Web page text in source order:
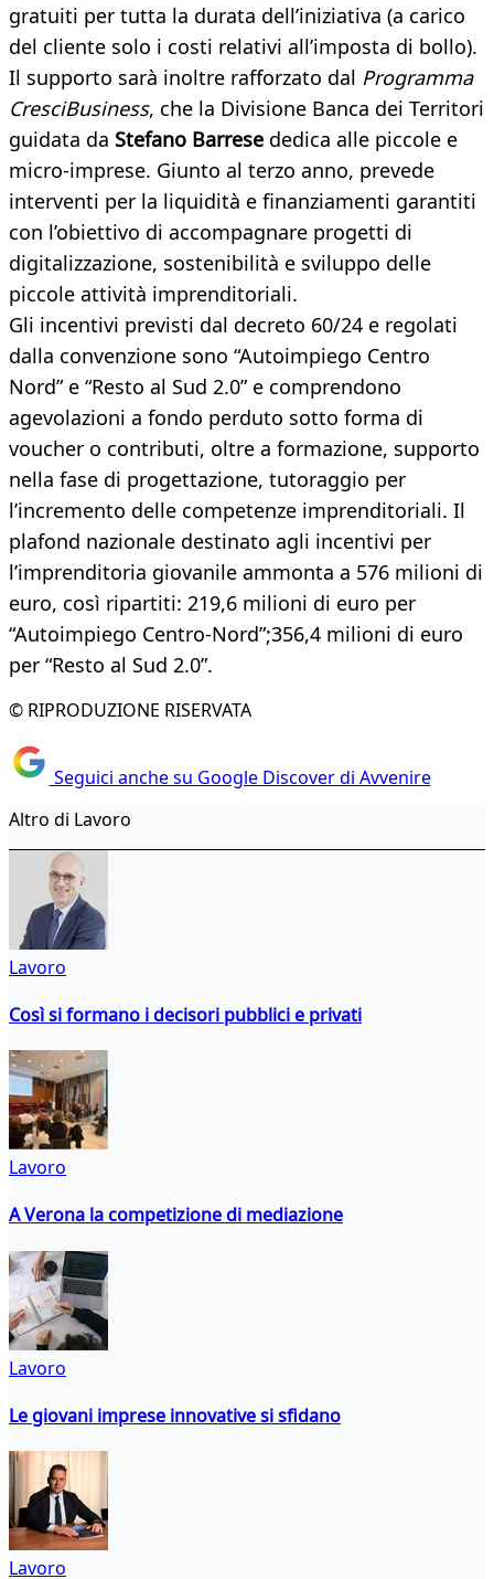
gratuiti per tutta la durata dell’iniziativa (a carico
del cliente solo i costi relativi all’imposta di bollo).
Il supporto sarà inoltre rafforzato dal Programma
CresciBusiness, che la Divisione Banca dei Territori
guidata da Stefano Barrese dedica alle piccole e
micro-imprese. Giunto al terzo anno, prevede
interventi per la liquidità e finanziamenti garantiti
con l’obiettivo di accompagnare progetti di
digitalizzazione, sostenibilità e sviluppo delle
piccole attività imprenditoriali.
Gli incentivi previsti dal decreto 60/24 e regolati
dalla convenzione sono “Autoimpiego Centro
Nord” e “Resto al Sud 2.0” e comprendono
agevolazioni a fondo perduto sotto forma di
voucher o contributi, oltre a formazione, supporto
nella fase di progettazione, tutoraggio per
l’incremento delle competenze imprenditoriali. Il
plafond nazionale destinato agli incentivi per
l’imprenditoria giovanile ammonta a 576 milioni di
euro, così ripartiti: 219,6 milioni di euro per
“Autoimpiego Centro-Nord”;356,4 milioni di euro
per “Resto al Sud 2.0”.
© RIPRODUZIONE RISERVATA
Seguici anche su Google Discover di Avvenire
Altro di Lavoro
Lavoro
Così si formano i decisori pubblici e privati
Lavoro
A Verona la competizione di mediazione
Lavoro
Le giovani imprese innovative si sfidano
Lavoro